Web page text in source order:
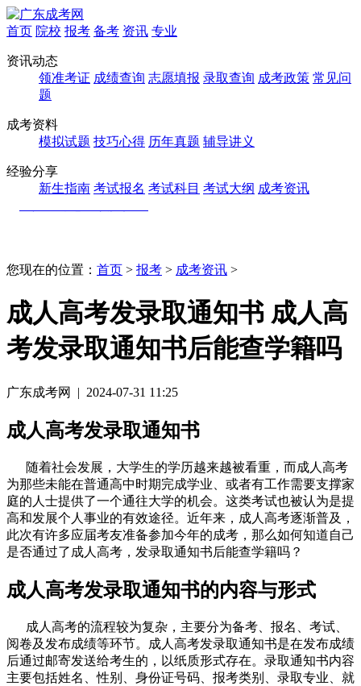
首页 院校 报考 备考 资讯 专业
资讯动态
领准考证 成绩查询 志愿填报 录取查询 成考政策 常见问
题
成考资料
模拟试题 技巧心得 历年真题 辅导讲义
经验分享
新生指南 考试报名 考试科目 考试大纲 成考资讯
您现在的位置： 首页 > 报考 > 成考资讯 >
成人高考发录取通知书 成人高
考发录取通知书后能查学籍吗
广东成考网 | 2024-07-31 11:25
成人高考发录取通知书
随着社会发展，大学生的学历越来越被看重，而成人高考
为那些未能在普通高中时期完成学业、或者有工作需要支撑家
庭的人士提供了一个通往大学的机会。这类考试也被认为是提
高和发展个人事业的有效途径。近年来，成人高考逐渐普及，
此次有许多应届考友准备参加今年的成考，那么如何知道自己
是否通过了成人高考，发录取通知书后能查学籍吗？
成人高考发录取通知书的内容与形式
成人高考的流程较为复杂，主要分为备考、报名、考试、
阅卷及发布成绩等环节。成人高考发录取通知书是在发布成绩
后通过邮寄发送给考生的，以纸质形式存在。录取通知书内容
主要包括姓名、性别、身份证号码、报考类别、录取专业、就